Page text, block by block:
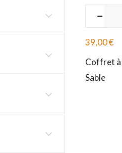
39,00€
Coffret à
Sable